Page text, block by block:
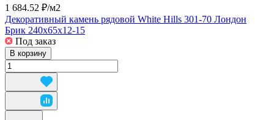
1 684.52 ₽/м2
Декоративный камень рядовой White Hills 301-70 Лондон
Брик 240x65x12-15
Под заказ
В корзину